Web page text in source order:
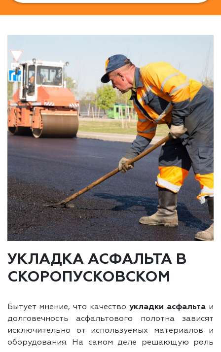
УКЛАДКА АСФАЛЬТА В
СКОРОПУСКОВСКОМ
Бытует мнение, что качество укладки асфальта и
долговечность асфальтового полотна зависят
исключительно от используемых материалов и
оборудования. На самом деле решающую роль